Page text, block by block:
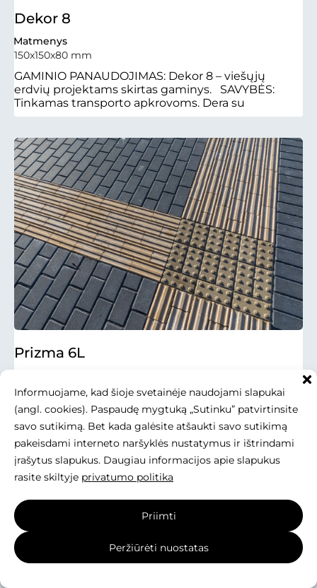
Informuojame, kad šioje svetainėje naudojami slapukai
(angl. cookies). Paspaudę mygtuką „Sutinku” patvirtinsite
savo sutikimą. Bet kada galėsite atšaukti savo sutikimą
pakeisdami interneto naršyklės nustatymus ir ištrindami
įrašytus slapukus. Daugiau informacijos apie slapukus
rasite skiltyje privatumo politika
Priimti
Peržiūrėti nuostatas
Dekor 8
Matmenys
150x150x80 mm
GAMINIO PANAUDOJIMAS: Dekor 8 – viešųjų
erdvių projektams skirtas gaminys. SAVYBĖS:
Tinkamas transporto apkrovoms. Dera su
Prizma 6L
200x100x60 mm
GAMINIO PANAUDOJIMAS: Prizma 6L – taktilinė
trinkelė.
SAVYBĖS:
Taktilinis gaminys. Įprasta nuožula.
Kitais betono gaminiais, pavyzdžiui: